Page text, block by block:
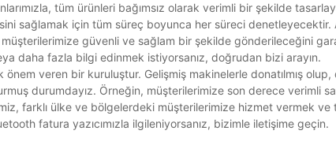
tüm ürünleri bağımsız olarak verimli bir şekilde
sağlamak için tüm süreç boyunca her süreci denetleyecektir.
müşterilerimize güvenli ve sağlam bir şekilde gönderileceğini
daha fazla bilgi edinmek istiyorsanız, doğrudan bizi arayın.
veren bir kuruluştur. Gelişmiş makinelerle donatılmış olup,
durumdayız. Örneğin, müşterilerimize son derece verimli
farklı ülke ve bölgelerdeki müşterilerimize hizmet vermek ve
fatura yazıcımızla ilgileniyorsanız, bizimle iletişime geçin.